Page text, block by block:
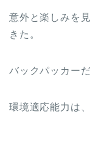
意外と楽しみを
きた。
バックパッカーだ
環境適応能力は